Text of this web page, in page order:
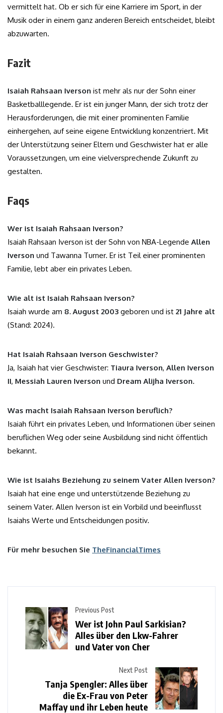
vermittelt hat. Ob er sich für eine Karriere im Sport, in der
Musik oder in einem ganz anderen Bereich entscheidet, bleibt
abzuwarten.
Fazit
Isaiah Rahsaan Iverson ist mehr als nur der Sohn einer
Basketballlegende. Er ist ein junger Mann, der sich trotz der
Herausforderungen, die mit einer prominenten Familie
einhergehen, auf seine eigene Entwicklung konzentriert. Mit
der Unterstützung seiner Eltern und Geschwister hat er alle
Voraussetzungen, um eine vielversprechende Zukunft zu
gestalten.
Faqs
Wer ist Isaiah Rahsaan Iverson?
Isaiah Rahsaan Iverson ist der Sohn von NBA-Legende Allen
Iverson und Tawanna Turner. Er ist Teil einer prominenten
Familie, lebt aber ein privates Leben.
Wie alt ist Isaiah Rahsaan Iverson?
Isaiah wurde am 8. August 2003 geboren und ist 21 Jahre alt
(Stand: 2024).
Hat Isaiah Rahsaan Iverson Geschwister?
Ja, Isaiah hat vier Geschwister: Tiaura Iverson, Allen Iverson
II, Messiah Lauren Iverson und Dream Alijha Iverson.
Was macht Isaiah Rahsaan Iverson beruflich?
Isaiah führt ein privates Leben, und Informationen über seinen
beruflichen Weg oder seine Ausbildung sind nicht öffentlich
bekannt.
Wie ist Isaiahs Beziehung zu seinem Vater Allen Iverson?
Isaiah hat eine enge und unterstützende Beziehung zu
seinem Vater. Allen Iverson ist ein Vorbild und beeinflusst
Isaiahs Werte und Entscheidungen positiv.
Für mehr besuchen Sie TheFinancialTimes
Previous Post
Wer ist John Paul Sarkisian?
Alles über den Lkw-Fahrer
und Vater von Cher
Next Post
Tanja Spengler: Alles über
die Ex-Frau von Peter
Maffay und ihr Leben heute